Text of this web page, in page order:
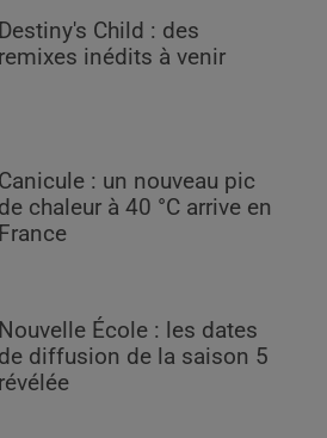
Destiny's Child : des
remixes inédits à venir
Canicule : un nouveau pic
de chaleur à 40 °C arrive en
France
Nouvelle École : les dates
de diffusion de la saison 5
révélée